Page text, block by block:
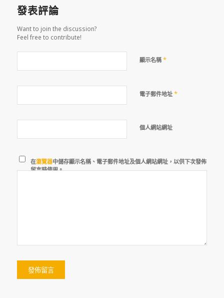
發表評論
Want to join the discussion?
Feel free to contribute!
顯示名稱 *
電子郵件地址 *
個人網站網址
在瀏覽器中儲存顯示名稱、電子郵件地址及個人網站網址，以供下次發佈
留言時使用。